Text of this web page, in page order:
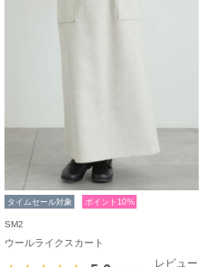
タイムセール対象 ポイント10%
SM2
ウールライクスカート
レビュー